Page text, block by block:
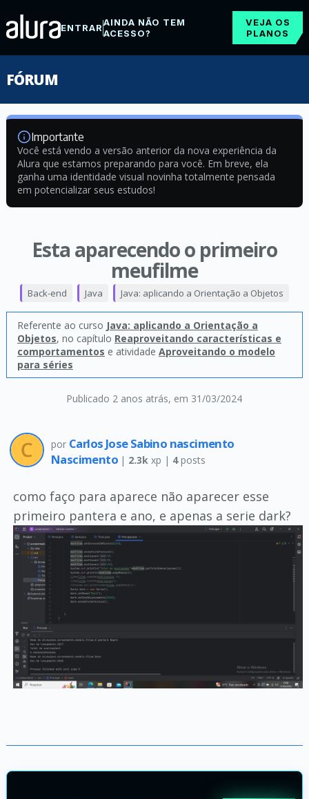
ENTRARAINDA NÃO TEM
ACESSO?
VEJA OS
PLANOS
FÓRUM
Importante
Você está vendo a versão anterior da nova experiência da
Alura que estamos preparando para você. Em breve, ela
ganha uma identidade visual novinha totalmente pensada
em potencializar seus estudos!
Esta aparecendo o primeiro
meufilme
Publicado 2 anos atrás, em 31/03/2024
Back-end Java Java: aplicando a Orientação a Objetos
Referente ao curso Java: aplicando a Orientação a
Objetos, no capítulo Reaproveitando características e
comportamentos e atividade Aproveitando o modelo
para séries
por Carlos Jose Sabino nascimento
Nascimento | 2.3k xp | 4posts
como faço para aparece não aparecer esse
primeiro pantera e ano, e apenas a serie dark?